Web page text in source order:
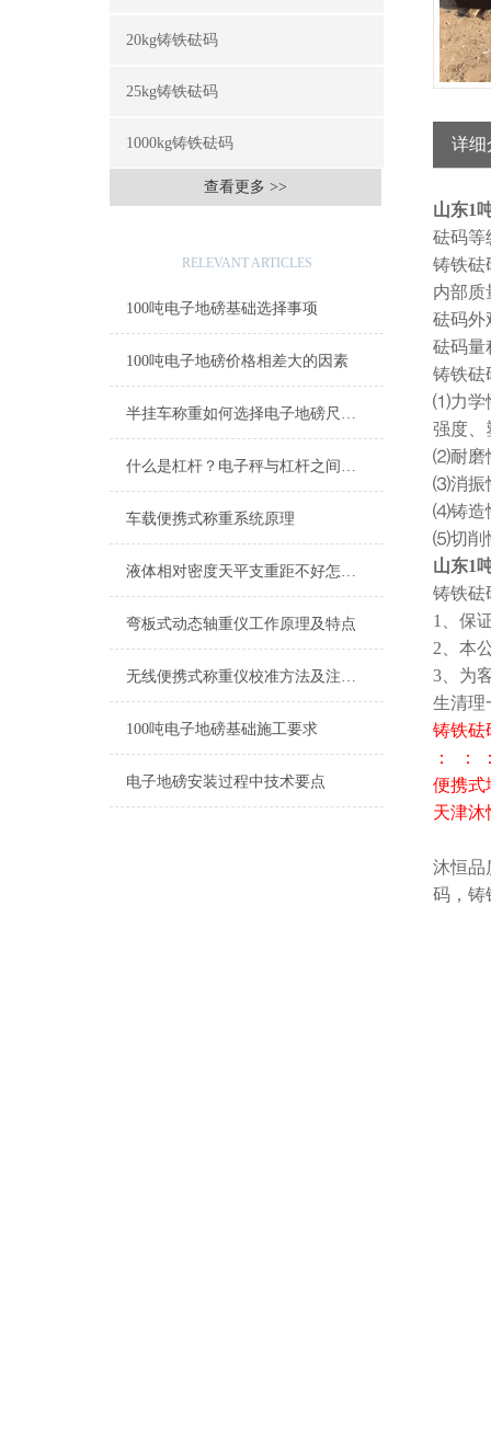
20kg铸铁砝码
25kg铸铁砝码
1000kg铸铁砝码
查看更多 >>
RELEVANT ARTICLES
100吨电子地磅基础选择事项
100吨电子地磅价格相差大的因素
半挂车称重如何选择电子地磅尺寸与吨位
什么是杠杆？电子秤与杠杆之间的联系
车载便携式称重系统原理
液体相对密度天平支重距不好怎么进行调修？
弯板式动态轴重仪工作原理及特点
无线便携式称重仪校准方法及注意事项
100吨电子地磅基础施工要求
电子地磅安装过程中技术要点
详细
山东1
砝码等
铸铁砝
内部质
砝码外
砝码量
铸铁砝
⑴力学
强度、
⑵耐磨
⑶消振
⑷铸造
⑸切削
山东1
铸铁砝
1、保
2、本
3、为
生清理
铸铁
： ：
便携式
天津沐
沐恒品
码，铸